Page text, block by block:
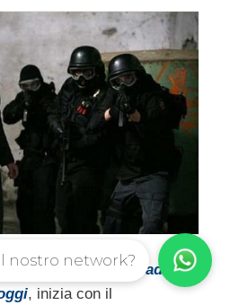
mini serie TV Squadra
, inizia con il
nostro network?